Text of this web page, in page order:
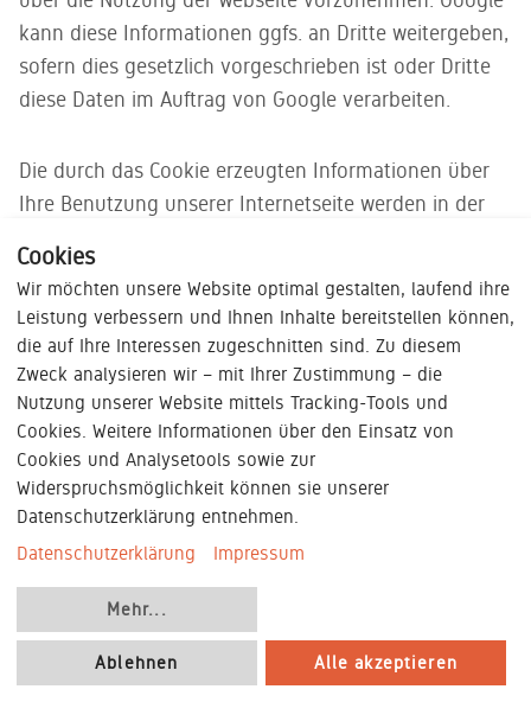
kann diese Informationen ggfs. an Dritte weitergeben,
sofern dies gesetzlich vorgeschrieben ist oder Dritte
diese Daten im Auftrag von Google verarbeiten.
Die durch das Cookie erzeugten Informationen über
Ihre Benutzung unserer Internetseite werden in der
übertragen und dort gespeichert. Da wir die IP-
Anonymisierung auf unserer Internetseite aktiviert
haben, wird Ihre IP-Adresse von Google jedoch zuvor
innerhalb von Mitgliedstaaten der Europäischen
Union gekürzt. Nur in Ausnahmefällen wird die volle
IP-Adresse an einen Server von Google in den USA
übertragen und erst dort gekürzt (weitere
Informationen zu Zweck und Umfang der
Datenerhebung erhalten Sie zB unter
https://policies.google.com/privacy?hl=de&gl=de
haben mit Google LLC (USA) zudem einen Vertrag zur
Auftragsverarbeitung nach Art.28DS-
GVO geschlossen. Google wird alle Informationen
Cookies
Wir möchten unsere Website optimal gestalten, laufend ihre
Leistung verbessern und Ihnen Inhalte bereitstellen können,
die auf Ihre Interessen zugeschnitten sind. Zu diesem
Zweck analysieren wir – mit Ihrer Zustimmung – die
Nutzung unserer Website mittels Tracking-Tools und
Cookies. Weitere Informationen über den Einsatz von
Cookies und Analysetools sowie zur
Widerspruchsmöglichkeit können sie unserer
Datenschutzerklärung entnehmen.
Datenschutzerklärung
Impressum
Mehr...
Ablehnen Alle akzeptieren